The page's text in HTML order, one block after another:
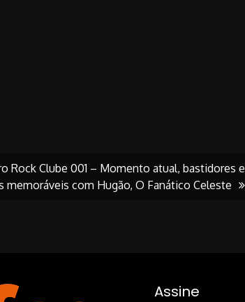
Rock Clube 001 – Momento atual, bastidores e
memoráveis com Hugão, O Fanático Celeste
Assine